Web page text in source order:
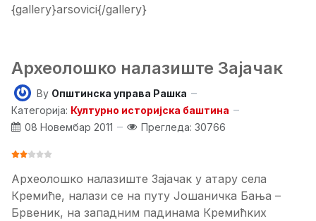
{gallery}arsovici{/gallery}
Археолошко налазиште Зајачак
By Општинска управа Рашка
Категорија: Културно историјска баштина
08 Новембар 2011
Прегледа: 30766
ОЦЕНА КОРИСНИКА:
Археолошко налазиште Зајачак у атару села
Кремиће, налази се на путу Јошаничка Бања –
Брвеник, на западним падинама Кремићких